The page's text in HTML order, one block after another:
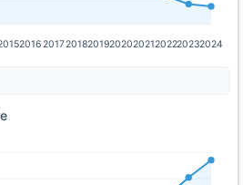
201620172018201920202021202220232024